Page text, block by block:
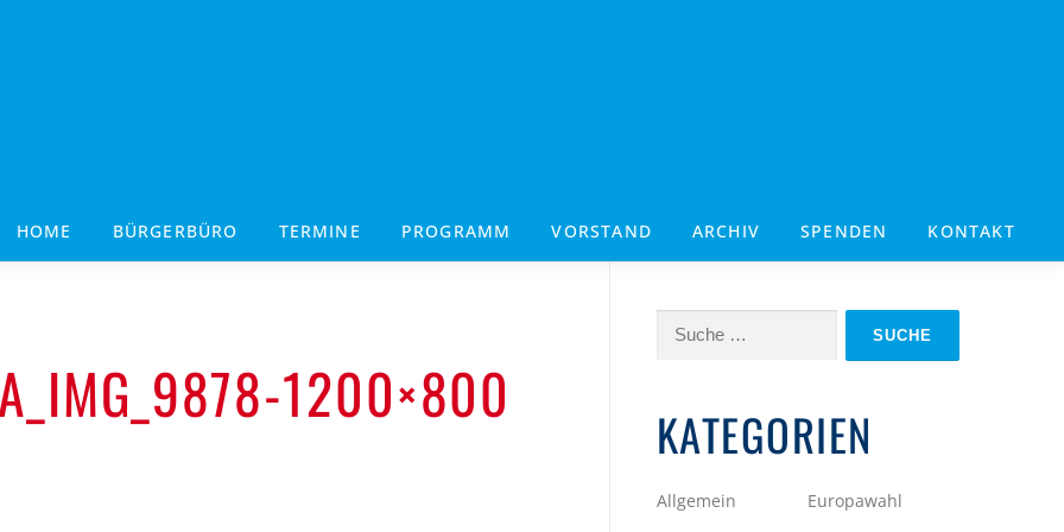
HOME BÜRGERBÜRO TERMINE PROGRAMM VORSTAND ARCHIV SPENDEN KONTAKT
1200×800
Suche
KATEGORIEN
Allgemein
Europawahl